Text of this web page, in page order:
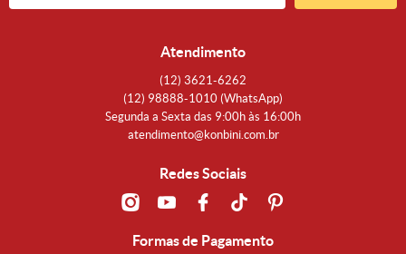
Atendimento
(12) 3621-6262
(12) 98888-1010 (WhatsApp)
Segunda a Sexta das 9:00h às 16:00h
atendimento@konbini.com.br
Redes Sociais
Formas de Pagamento